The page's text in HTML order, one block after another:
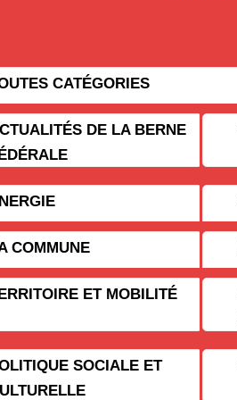
CATÉGORIES
DE LA BERNE
COMMUNE
ET MOBILITÉ
SOCIALE ET